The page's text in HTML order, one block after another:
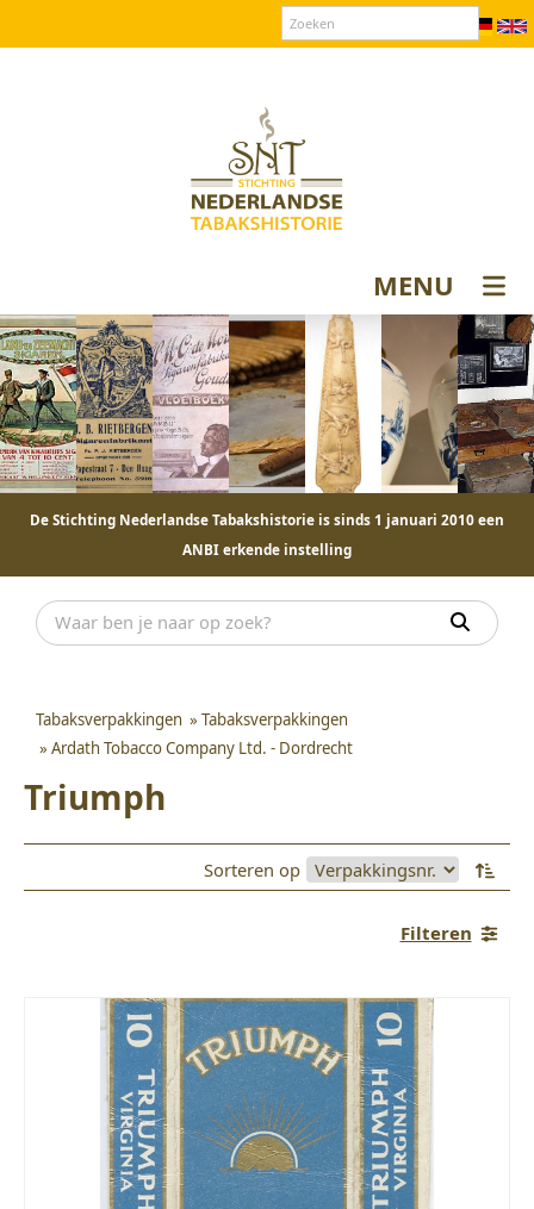
MENU
De Stichting Nederlandse Tabakshistorie is sinds 1 januari 2010 een
ANBI erkende instelling
Tabaksverpakkingen » Tabaksverpakkingen
» Ardath Tobacco Company Ltd. - Dordrecht
Triumph
Sorteren op
Filteren